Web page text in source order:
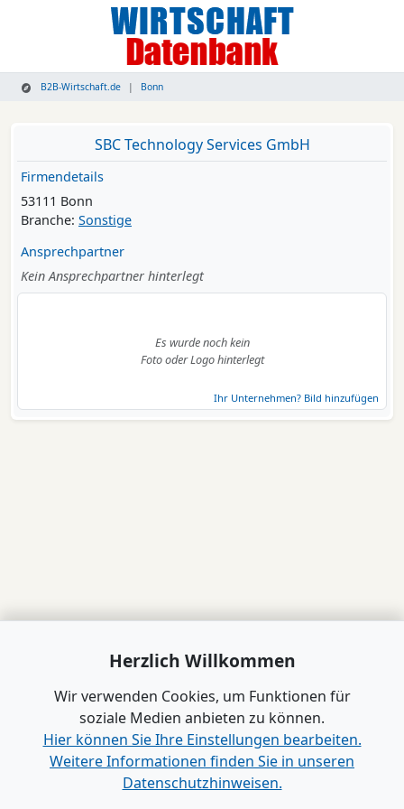
B2B-Wirtschaft.de Bonn
SBC Technology Services GmbH
Firmendetails
53111 Bonn
Branche: Sonstige
Ansprechpartner
Kein Ansprechpartner hinterlegt
Es wurde noch kein
Foto oder Logo hinterlegt
Ihr Unternehmen? Bild hinzufügen
Herzlich Willkommen
Wir verwenden Cookies, um Funktionen für
soziale Medien anbieten zu können.
Hier können Sie Ihre Einstellungen bearbeiten.
Weitere Informationen finden Sie in unseren
Datenschutzhinweisen.